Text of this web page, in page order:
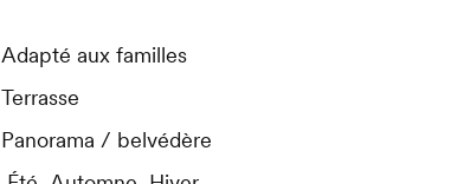
Adapté aux familles
Terrasse
Panorama / belvédère